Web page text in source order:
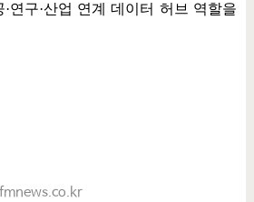
·연구·산업 연계 데이터 허브 역할을